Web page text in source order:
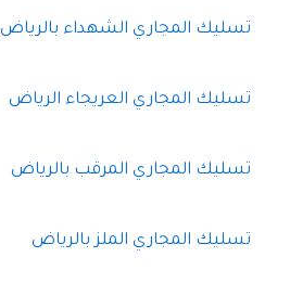
تسليك المجاري الشهداء بالرياض
تسليك المجاري العريجاء الرياض
تسليك المجاري المرقب بالرياض
تسليك المجاري الملز بالرياض